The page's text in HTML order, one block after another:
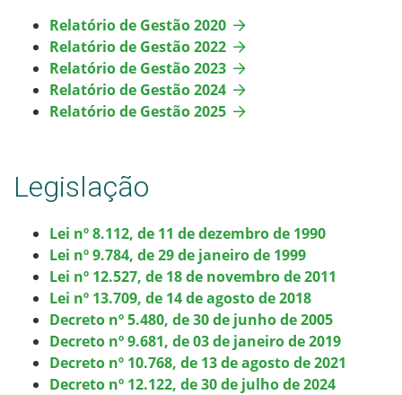
Relatório de Gestão 2020
Relatório de Gestão 2022
Relatório de Gestão 2023
Relatório de Gestão 2024
Relatório de Gestão 2025
Legislação
Lei nº 8.112, de 11 de dezembro de 1990
Lei nº 9.784, de 29 de janeiro de 1999
Lei nº 12.527, de 18 de novembro de 2011
Lei nº 13.709, de 14 de agosto de 2018
Decreto nº 5.480, de 30 de junho de 2005
Decreto nº 9.681, de 03 de janeiro de 2019
Decreto nº 10.768, de 13 de agosto de 2021
Decreto nº 12.122, de 30 de julho de 2024